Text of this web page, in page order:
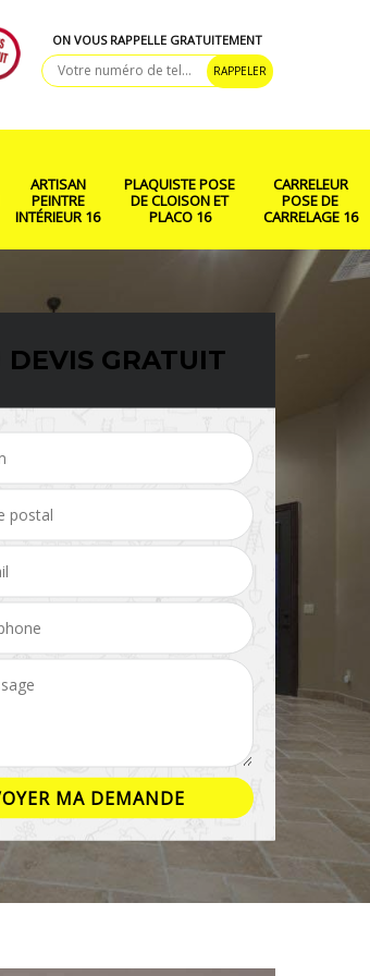
ON VOUS RAPPELLE GRATUITEMENT
ARTISAN
PEINTRE
INTÉRIEUR 16
PLAQUISTE POSE
DE CLOISON ET
PLACO 16
CARRELEUR
POSE DE
CARRELAGE 16
Rénovation salle de
bain 16
DEVIS GRATUIT